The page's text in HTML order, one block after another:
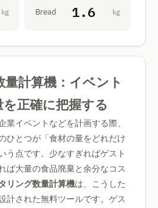
kg Bread 1.6 kg
計算機：イベント
正確に把握する
業イベントなどを計画する際、
ひとつが「食材の量をどれだけ
う点です。少なすぎればゲスト
ば大量の食品廃棄と余分なコス
リング数量計算機は、こうした
計された無料ツールです。ゲス